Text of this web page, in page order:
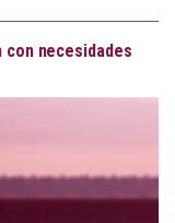
con necesidades